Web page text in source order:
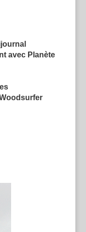
avec Planète